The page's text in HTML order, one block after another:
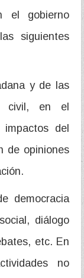
el gobierno
siguientes
y de las
civil, en el
del
de opiniones
democracia
diálogo
etc. En
no